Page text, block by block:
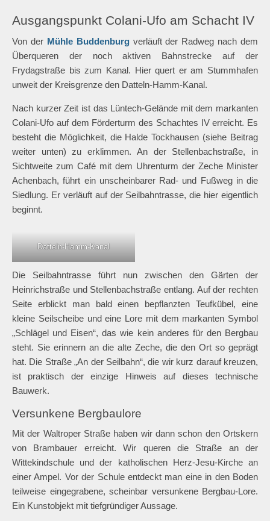
Ausgangspunkt Colani-Ufo am Schacht IV
Von der Mühle Buddenburgverläuft der Radweg nach dem
Überqueren der noch aktiven Bahnstrecke auf der
Frydagstraße bis zum Kanal. Hier quert er am Stummhafen
unweit der Kreisgrenze den Datteln-Hamm-Kanal.
Nach kurzer Zeit ist das Lüntech-Gelände mit dem markanten
Colani-Ufo auf dem Förderturm des Schachtes IV erreicht. Es
besteht die Möglichkeit, die Halde Tockhausen (siehe Beitrag
weiter unten) zu erklimmen. An der Stellenbachstraße, in
Sichtweite zum Café mit dem Uhrenturm der Zeche Minister
Achenbach, führt ein unscheinbarer Rad- und Fußweg in die
Siedlung. Er verläuft auf der Seilbahntrasse, die hier eigentlich
beginnt.
Datteln-Hamm-Kanal
Die Seilbahntrasse führt nun zwischen den Gärten der
Heinrichstraße und Stellenbachstraße entlang. Auf der rechten
kleine Seilscheibe und eine Lore mit dem markanten Symbol
„Schlägel und Eisen“, das wie kein anderes für den Bergbau
steht. Sie erinnern an die alte Zeche, die den Ort so geprägt
hat. Die Straße „An der Seilbahn“, die wir kurz darauf kreuzen,
ist praktisch der einzige Hinweis auf dieses technische
Bauwerk.
Versunkene Bergbaulore